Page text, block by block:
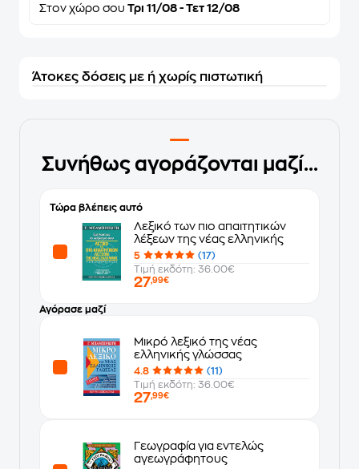
Στον χώρο σου Τρι 11/08 - Τετ 12/08
Άτοκες δόσεις με ή χωρίς πιστωτική
Συνήθως αγοράζονται μαζί...
Τώρα βλέπεις αυτό
Λεξικό των πιο απαιτητικών
λέξεων της νέας ελληνικής
5
(17)
Τιμή εκδότη: 36.00€
27,99€
Αγόρασε μαζί
Μικρό λεξικό της νέας
ελληνικής γλώσσας
4.8
(11)
Τιμή εκδότη: 36.00€
27,99€
Γεωγραφία για εντελώς
αγεωγράφητους